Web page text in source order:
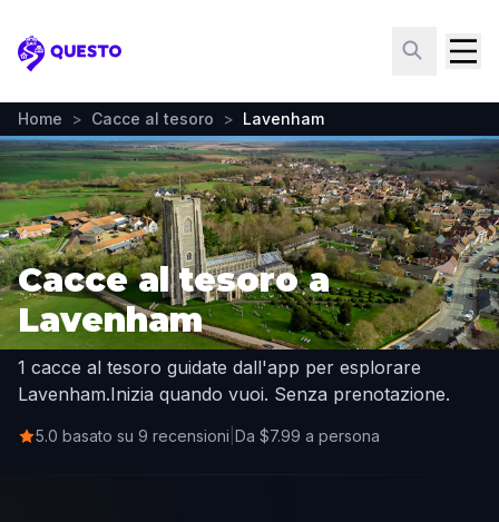
Questo
Home > Cacce al tesoro > Lavenham
Cacce al tesoro a
Lavenham
1 cacce al tesoro guidate dall'app per esplorare
Lavenham.Inizia quando vuoi. Senza prenotazione.
5.0 basato su 9 recensioni Da $7.99 a persona